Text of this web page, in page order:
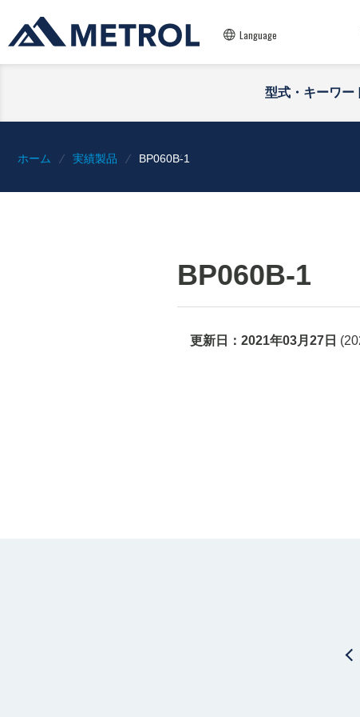
Language
型式・キーワー
ホーム 実績製品 BP060B-1
BP060B-1
更新日： 2021年03月27日 (